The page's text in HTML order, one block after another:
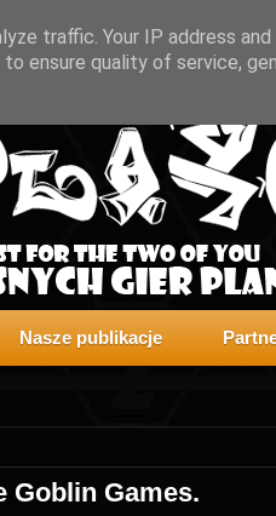
Nasze publikacje
Goblin Games.
traffic. Your IP address
ensure quality of service,